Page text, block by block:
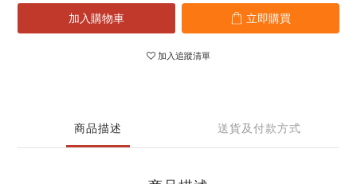
加入購物車 立即購買
加入追蹤清單
商品描述 送貨及付款方式